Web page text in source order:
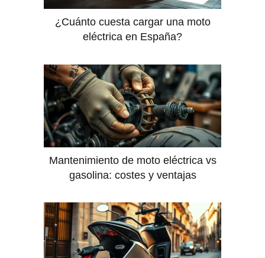
¿Cuánto cuesta cargar una moto
eléctrica en España?
Mantenimiento de moto eléctrica vs
gasolina: costes y ventajas